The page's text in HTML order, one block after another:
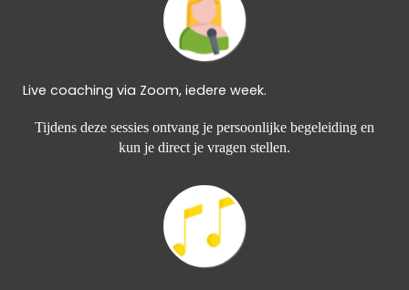
Live coaching via Zoom, iedere week.
Tijdens deze sessies ontvang je persoonlijke begeleiding en
kun je direct je vragen stellen.